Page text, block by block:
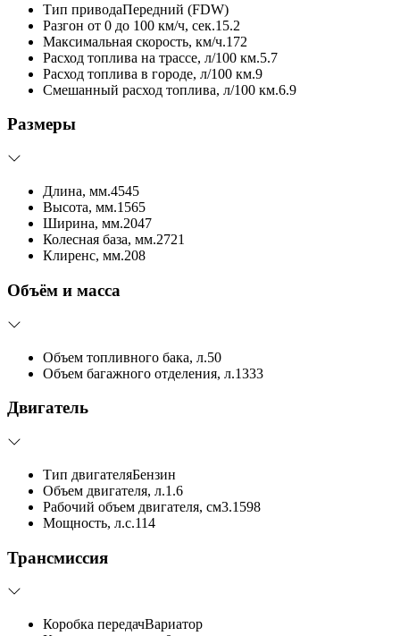
Тип приводаПередний (FDW)
Разгон от 0 до 100 км/ч, сек.15.2
Максимальная скорость, км/ч.172
Расход топлива на трассе, л/100 км.5.7
Расход топлива в городе, л/100 км.9
Смешанный расход топлива, л/100 км.6.9
Размеры
Длина, мм.4545
Высота, мм.1565
Ширина, мм.2047
Колесная база, мм.2721
Клиренс, мм.208
Объём и масса
Объем топливного бака, л.50
Объем багажного отделения, л.1333
Двигатель
Тип двигателяБензин
Объем двигателя, л.1.6
Рабочий объем двигателя, см3.1598
Мощность, л.с.114
Трансмиссия
Коробка передачВариатор